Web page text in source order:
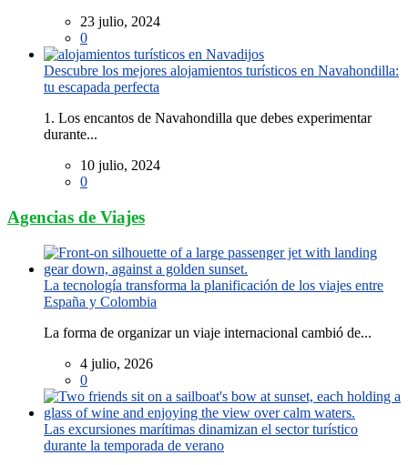
23 julio, 2024
0
Descubre los mejores alojamientos turísticos en Navahondilla:
tu escapada perfecta
1. Los encantos de Navahondilla que debes experimentar
durante...
10 julio, 2024
0
Agencias de Viajes
La tecnología transforma la planificación de los viajes entre
España y Colombia
La forma de organizar un viaje internacional cambió de...
4 julio, 2026
0
Las excursiones marítimas dinamizan el sector turístico
durante la temporada de verano